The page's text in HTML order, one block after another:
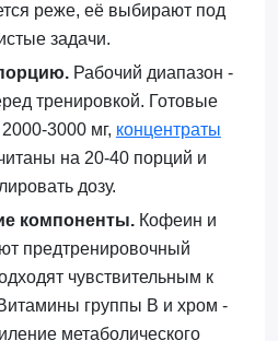
реже, её выбирают под
задачи.
Рабочий диапазон -
тренировкой. Готовые
3000 мг, концентраты
на 20-40 порций и
дозу.
компоненты.Кофеин и
предтренировочный
чувствительным к
группы B и хром -
метаболического